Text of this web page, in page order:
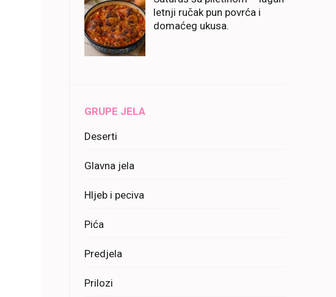
letnji ručak pun povrća i
domaćeg ukusa.
GRUPE JELA
Deserti
Glavna jela
Hljeb i peciva
Pića
Predjela
Prilozi